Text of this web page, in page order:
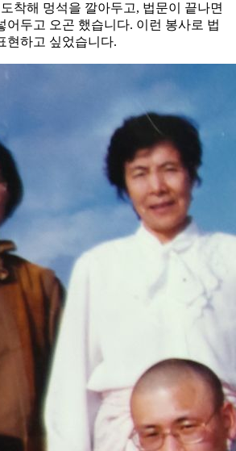
착해 멍석을 깔아두고, 법문이 끝나면
어두고 오곤 했습니다. 이런 봉사로 법
현하고 싶었습니다.